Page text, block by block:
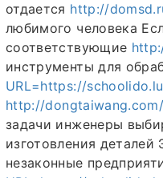
отдается http://
любимого человека
соответствующие
инструменты для
URL=https://
http://
задачи инженеры
изготовления
незаконные